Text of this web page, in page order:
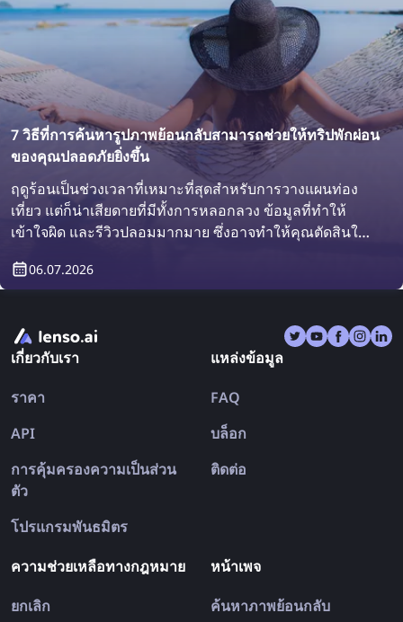
7 วิธีที่การค้นหารูปภาพย้อนกลับสามารถช่วยให้ทริปพักผ่อน
ของคุณปลอดภัยยิ่งขึ้น
ฤดูร้อนเป็นช่วงเวลาที่เหมาะที่สุดสำหรับการวางแผนท่อง
เที่ยว แต่ก็น่าเสียดายที่มีทั้งการหลอกลวง ข้อมูลที่ทำให้
เข้าใจผิด และรีวิวปลอมมากมาย ซึ่งอาจทำให้คุณตัดสินใจ
หวังมากกว่าก่อนออกเดินทาง มาดูกันว่าการค้นหารูปภาพ
06.07.2026
เกี่ยวกับเรา
ราคา
API
การคุ้มครองความเป็นส่วน
ตัว
โปรแกรมพันธมิตร
แหล่งข้อมูล
FAQ
บล็อก
ติดต่อ
ความช่วยเหลือทางกฎหมาย
ยกเลิก
หน้าเพจ
ค้นหาภาพย้อนกลับ